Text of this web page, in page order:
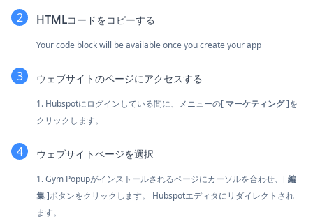
HTMLコードをコピーする
Your code block will be available once you create your app
ウェブサイトのページにアクセスする
1. Hubspotにログインしている間に、メニューの[ マーケティング]を
クリックします。
ウェブサイトページを選択
1. Gym Popupがインストールされるページにカーソルを合わせ、[編
集]ボタンをクリックします。 Hubspotエディタにリダイレクトされ
ます。